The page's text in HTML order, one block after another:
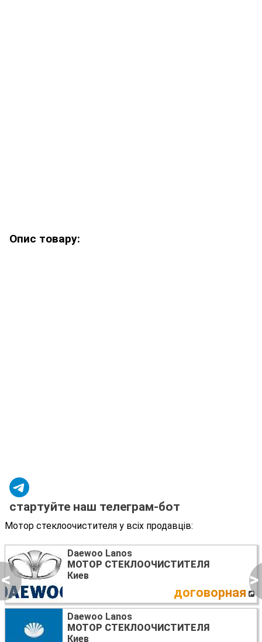
< >
Опис товару:
стартуйте наш телеграм-бот
Мотор стеклоочистителя у всіх продавців:
Daewoo Lanos
МОТОР СТЕКЛООЧИСТИТЕЛЯ
Киев
договорная
Daewoo Lanos
МОТОР СТЕКЛООЧИСТИТЕЛЯ
Киев